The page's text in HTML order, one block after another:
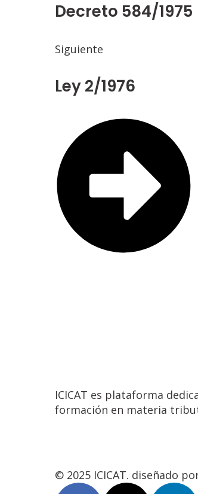
Decreto 584/1975
Siguiente
Ley 2/1976
ICICAT es plataforma
formación en materia
© 2025 ICICAT. diseñado